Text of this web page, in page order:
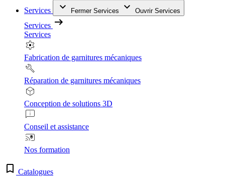
Services
Fermer Services Ouvrir Services
Services
Services
Fabrication de garnitures mécaniques
Réparation de garnitures mécaniques
Conception de solutions 3D
Conseil et assistance
Nos formation
Catalogues